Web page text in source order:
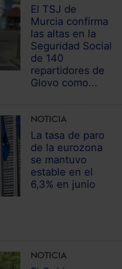
El TSJ de
Murcia confirma
las altas en la
Seguridad Social
de 140
repartidores de
Glovo como...
NOTICIA
La tasa de paro
de la eurozona
se mantuvo
estable en el
6,3% en junio
NOTICIA